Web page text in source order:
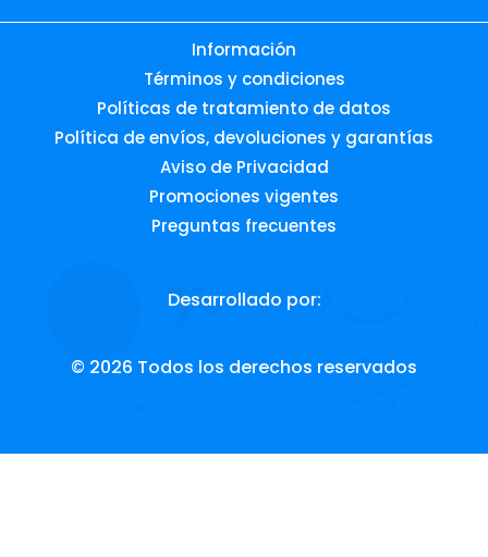
Información
Términos y condiciones
Políticas de tratamiento de datos
Política de envíos, devoluciones y garantías
Aviso de Privacidad
Promociones vigentes
Preguntas frecuentes
Desarrollado por:
© 2026 Todos los derechos reservados